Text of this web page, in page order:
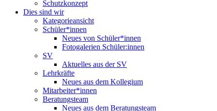
Schutzkonzept
Dies sind wir
Kategorieansicht
Schüler*innen
Neues von Schüler*innen
Fotogalerien Schüler:innen
SV
Aktuelles aus der SV
Lehrkräfte
Neues aus dem Kollegium
Mitarbeiter*innen
Beratungsteam
Neues aus dem Beratungsteam